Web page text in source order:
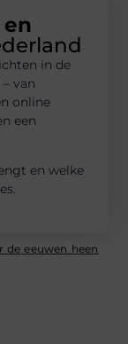
en
in de
van
online
een
en welke
de eeuwen heen